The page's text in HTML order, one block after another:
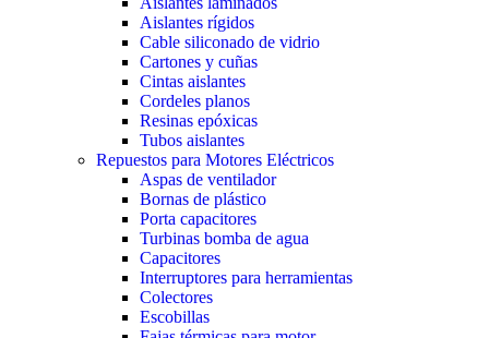
Aislantes rígidos
Cable siliconado de vidrio
Cartones y cuñas
Cintas aislantes
Cordeles planos
Resinas epóxicas
Tubos aislantes
Repuestos para Motores Eléctricos
Aspas de ventilador
Bornas de plástico
Porta capacitores
Turbinas bomba de agua
Capacitores
Interruptores para herramientas
Colectores
Escobillas